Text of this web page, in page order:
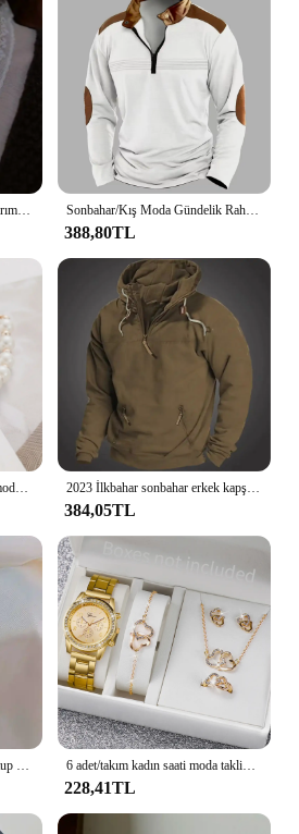
Yeni moda trendi benzersiz tasarım zarif narin kalsedon lale kolye kolye kadınlar yüksek takı parti hediyeler toptan Sonbahar/Kış Moda Gündelik Rahat Düz Renk Fermuar Göğüs Pilili Şerit Patchwork Rahat Uzun Kollu POLO GÖMLEK
388,80TL
Kadınlar için orijinal lüks izle moda tasarım inci bilezik kayışı saatler bayanlar zarif kol saatleri hediyeler relojes para damas 2023 İlkbahar sonbahar erkek kapşonlu katı Vintage kazak gençlik spor gevşek Hoodie eşofman gündelik spor giyim moda erkek ceket
384,05TL
2024 yeni kore yeni moda mektup D yıldız basit Vintage kolye bilezik kadın paslanmaz çelik bilezik lüks orijinal takı 6 adet/takım kadın saati moda taklidi paslanmaz çelik şerit Quartz saat çift kalp takı seti (kutusuz)
228,41TL